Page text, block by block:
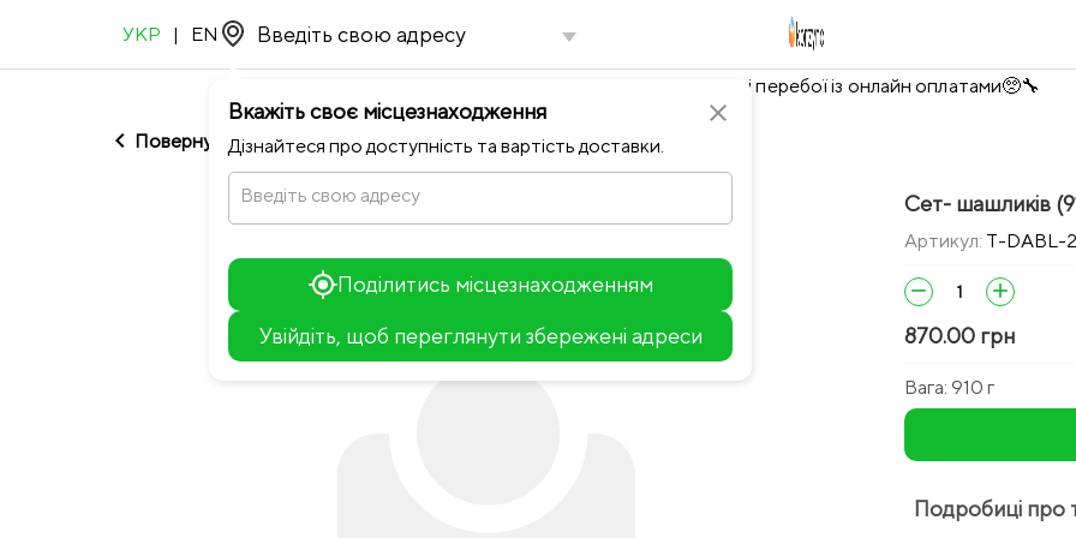
УКР | EN
close
Вкажіть своє місцезнаходження
Дізнайтеся про доступність та вартість доставки.
Введіть свою адресу
Поділитись місцезнаходженням
Увійдіть, щоб переглянути збережені адреси
Тимчасово можливі перебої із онлайн оплатами🥺🔧
chevron_left Повернутися до Dark Blue
Сет- шашликів
Артикул: T-DABL-
remove add
870.00 грн
Вага: 910 г
Подробиці про